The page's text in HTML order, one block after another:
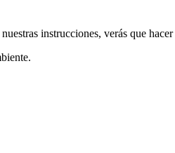
instrucciones, verás que